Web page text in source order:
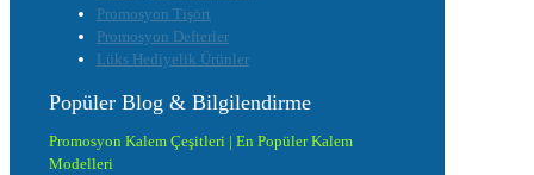
Promosyon Tişört
Promosyon Defterler
Lüks Hediyelik Ürünler
Popüler Blog & Bilgilendirme
Promosyon Kalem Çeşitleri | En Popüler Kalem
Modelleri